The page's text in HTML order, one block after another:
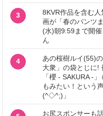
3
8KVR作品を含む
画が「春のパンツ
(水)朝9:59まで開
ん
4
あの桜樹ルイ(55)
大衆」の袋とじに!
「櫻 - SAKURA -
もみたい！という
(^◇^;)」
お尻スポンサーも